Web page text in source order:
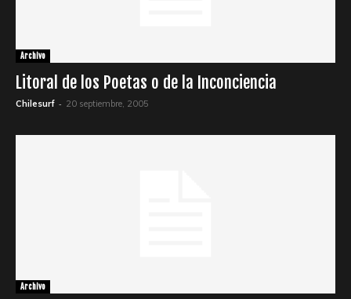
Archivo
Litoral de los Poetas o de la Inconciencia
Chilesurf - 20 septiembre, 2005
Archivo